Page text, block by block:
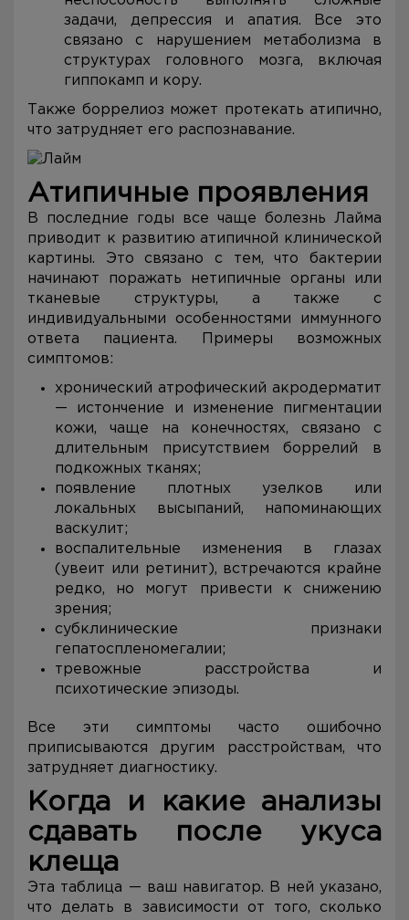
задачи, депрессия и апатия. Все это
связано с нарушением метаболизма в
структурах головного мозга, включая
гиппокамп и кору.
Также боррелиоз может протекать атипично,
что затрудняет его распознавание.
Атипичные проявления
В последние годы все чаще болезнь Лайма
приводит к развитию атипичной клинической
картины. Это связано с тем, что бактерии
начинают поражать нетипичные органы или
тканевые структуры, а также с
индивидуальными особенностями иммунного
ответа пациента. Примеры возможных
симптомов:
хронический атрофический акродерматит
— истончение и изменение пигментации
кожи, чаще на конечностях, связано с
длительным присутствием боррелий в
подкожных тканях;
появление плотных узелков или
локальных высыпаний, напоминающих
васкулит;
воспалительные изменения в глазах
(увеит или ретинит), встречаются крайне
редко, но могут привести к снижению
зрения;
субклинические признаки
гепатоспленомегалии;
тревожные расстройства и
психотические эпизоды.
Все эти симптомы часто ошибочно
приписываются другим расстройствам, что
затрудняет диагностику.
Когда и какие анализы
сдавать после укуса
клеща
Эта таблица — ваш навигатор. В ней указано,
что делать в зависимости от того, сколько